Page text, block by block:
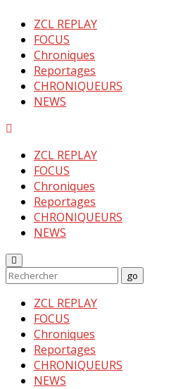
ZCL REPLAY
FOCUS
Chroniques
Reportages
CHRONIQUEURS
NEWS
ZCL REPLAY
FOCUS
Chroniques
Reportages
CHRONIQUEURS
NEWS
Enter
Keyword
Search
go
Search
ZCL REPLAY
FOCUS
Chroniques
Reportages
CHRONIQUEURS
NEWS